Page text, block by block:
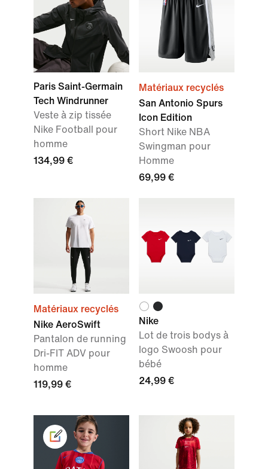
Paris Saint-Germain
Tech Windrunner
Veste à zip tissée
Nike Football pour
homme
134,99 €
Matériaux recyclés
San Antonio Spurs
Icon Edition
Short Nike NBA
Swingman pour
Homme
69,99 €
Matériaux recyclés
Nike AeroSwift
Pantalon de running
Dri-FIT ADV pour
homme
119,99 €
Nike
Lot de trois bodys à
logo Swoosh pour
bébé
24,99 €